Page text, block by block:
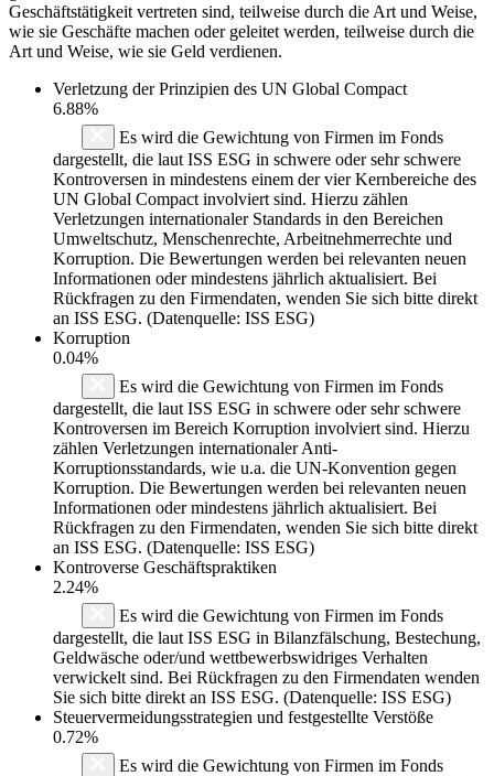
Geschäftstätigkeit vertreten sind, teilweise durch die Art und Weise,
wie sie Geschäfte machen oder geleitet werden, teilweise durch die
Art und Weise, wie sie Geld verdienen.
Verletzung der Prinzipien des UN Global Compact
6.88%
Es wird die Gewichtung von Firmen im Fonds
dargestellt, die laut ISS ESG in schwere oder sehr schwere
Kontroversen in mindestens einem der vier Kernbereiche des
UN Global Compact involviert sind. Hierzu zählen
Verletzungen internationaler Standards in den Bereichen
Umweltschutz, Menschenrechte, Arbeitnehmerrechte und
Korruption. Die Bewertungen werden bei relevanten neuen
Informationen oder mindestens jährlich aktualisiert. Bei
Rückfragen zu den Firmendaten, wenden Sie sich bitte direkt
an ISS ESG. (Datenquelle: ISS ESG)
Korruption
0.04%
Es wird die Gewichtung von Firmen im Fonds
dargestellt, die laut ISS ESG in schwere oder sehr schwere
Kontroversen im Bereich Korruption involviert sind. Hierzu
zählen Verletzungen internationaler Anti-
Korruptionsstandards, wie u.a. die UN-Konvention gegen
Korruption. Die Bewertungen werden bei relevanten neuen
Informationen oder mindestens jährlich aktualisiert. Bei
Rückfragen zu den Firmendaten, wenden Sie sich bitte direkt
an ISS ESG. (Datenquelle: ISS ESG)
Kontroverse Geschäftspraktiken
2.24%
Es wird die Gewichtung von Firmen im Fonds
dargestellt, die laut ISS ESG in Bilanzfälschung, Bestechung,
Geldwäsche oder/und wettbewerbswidriges Verhalten
verwickelt sind. Bei Rückfragen zu den Firmendaten wenden
Sie sich bitte direkt an ISS ESG. (Datenquelle: ISS ESG)
Steuervermeidungsstrategien und festgestellte Verstöße
0.72%
Es wird die Gewichtung von Firmen im Fonds